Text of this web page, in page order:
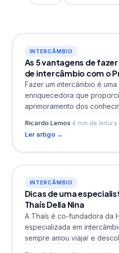
INTERCÂMBIO
As 5 vantagens de
de intercâmbio com o
Fazer um intercâmbio é
enriquecedora que
aprimoramento dos
Ricardo Lemos·4 min de leitura
Ler artigo →
INTERCÂMBIO
Dicas de uma
Thaís Della Nina
A Thaís é co-fundadora da
especializada em
sempre amou viajar e